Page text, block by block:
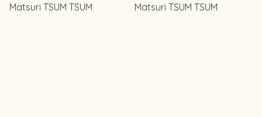
Matsuri TSUM TSUM
Matsuri TSUM TSUM